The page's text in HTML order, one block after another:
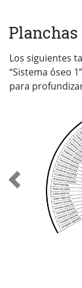
Los siguientes
“Sistema óseo
para